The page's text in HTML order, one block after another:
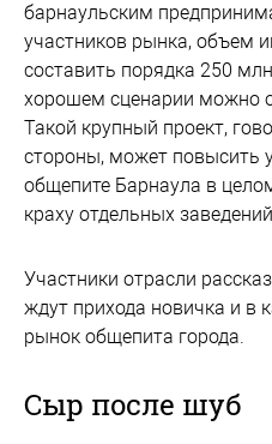
барнаульским
участников рынка, объем
составить порядка 250
хорошем сценарии можно
Такой крупный проект,
стороны, может повысить
общепите Барнаула в
краху отдельных
Участники отрасли
ждут прихода новичка и в
рынок общепита города.
Сыр после шуб